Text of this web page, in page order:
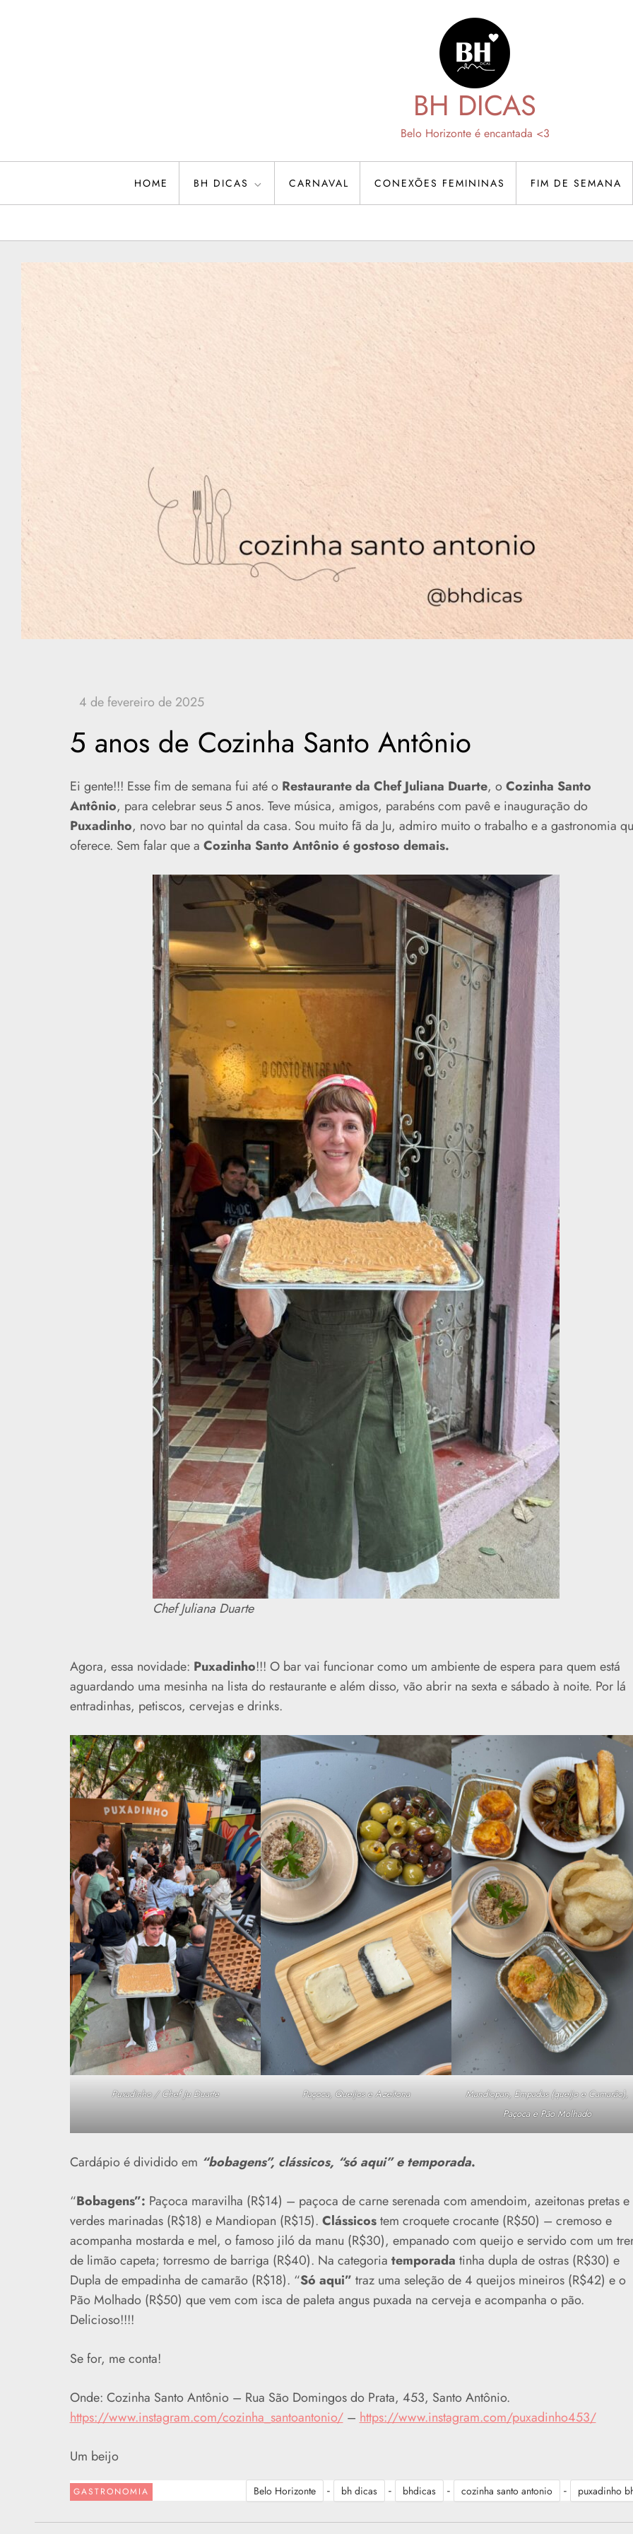
BH DICAS
Belo Horizonte é encantada <3
HOME BH DICAS CARNAVAL CONEXÕES FEMININAS FIM DE SEMANA
5 anos de Cozinha Santo Antônio
Ei gente!!! Esse fim de semana fui até oRestaurante da Chef Juliana Duarte, oCozinha Santo
Antônio, para celebrar seus 5 anos. Teve música, amigos, parabéns com pavê e inauguração do
Puxadinho, novo bar no quintal da casa. Sou muito fã da Ju, admiro muito o trabalho e a gastronomia
oferece. Sem falar que a Cozinha Santo Antônio é gostoso demais.
Chef Juliana Duarte
Agora, essa novidade: Puxadinho!!! O bar vai funcionar como um ambiente de espera para quem está
aguardando uma mesinha na lista do restaurante e além disso, vão abrir na sexta e sábado à noite. Por lá
entradinhas, petiscos, cervejas e drinks.
Puxadinho / Chef Ju Duarte Paçoca, Queijos e Azeitona
Mandiopan, Empadas (queijo e Camarão),
Paçoca e Pão Molhado
Cardápio é dividido em “bobagens”, clássicos, “só aqui” e temporada.
“Bobagens”: Paçoca maravilha (R$14) – paçoca de carne serenada com amendoim, azeitonas pretas e
verdes marinadas (R$18) e Mandiopan (R$15). Clássicostem croquete crocante (R$50) – cremoso e
acompanha mostarda e mel, o famoso jiló da manu (R$30), empanado com queijo e servido com um
de limão capeta; torresmo de barriga (R$40). Na categoria temporada tinha dupla de ostras (R$30) e
Dupla de empadinha de camarão (R$18). “Só aqui” traz uma seleção de 4 queijos mineiros (R$42) e o
Pão Molhado (R$50) que vem com isca de paleta angus puxada na cerveja e acompanha o pão.
Delicioso!!!!
Se for, me conta!
Onde: Cozinha Santo Antônio – Rua São Domingos do Prata, 453, Santo Antônio.
https://www.instagram.com/cozinha_santoantonio/– https://www.instagram.com/puxadinho453/
Um beijo
GASTRONOMIA Belo Horizonte - bh dicas - bhdicas - cozinha santo antonio - puxadinho